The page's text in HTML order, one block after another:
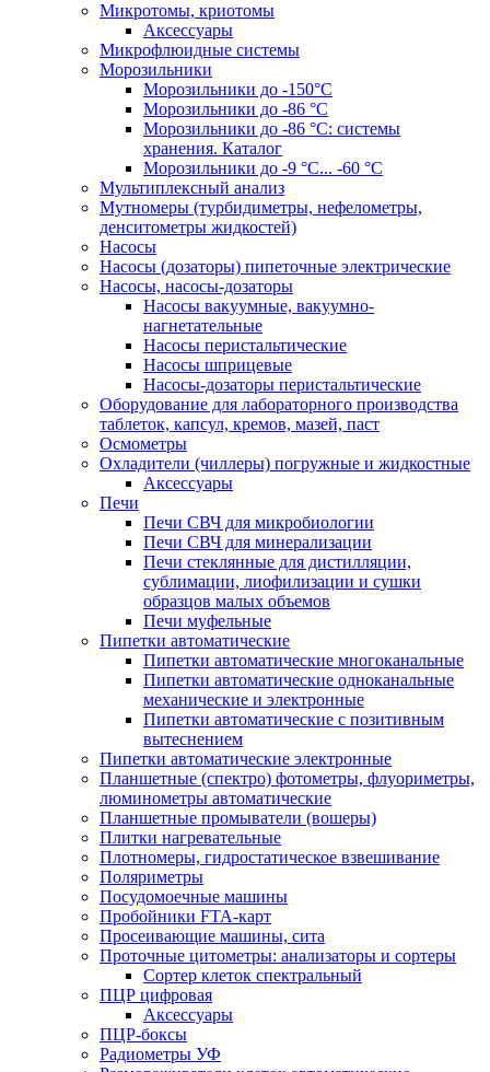
Микротомы, криотомы
Аксессуары
Микрофлюидные системы
Морозильники
Морозильники до -150°С
Морозильники до -86 °C
Морозильники до -86 °C: системы
хранения. Каталог
Морозильники до -9 °C... -60 °C
Мультиплексный анализ
Мутномеры (турбидиметры, нефелометры,
денситометры жидкостей)
Насосы
Насосы (дозаторы) пипеточные электрические
Насосы, насосы-дозаторы
Насосы вакуумные, вакуумно-
нагнетательные
Насосы перистальтические
Насосы шприцевые
Насосы-дозаторы перистальтические
Оборудование для лабораторного производства
таблеток, капсул, кремов, мазей, паст
Осмометры
Охладители (чиллеры) погружные и жидкостные
Аксессуары
Печи
Печи СВЧ для микробиологии
Печи СВЧ для минерализации
Печи стеклянные для дистилляции,
сублимации, лиофилизации и сушки
образцов малых объемов
Печи муфельные
Пипетки автоматические
Пипетки автоматические многоканальные
Пипетки автоматические одноканальные
механические и электронные
Пипетки автоматические с позитивным
вытеснением
Пипетки автоматические электронные
Планшетные (спектро) фотометры, флуориметры,
люминометры автоматические
Планшетные промыватели (вошеры)
Плитки нагревательные
Плотномеры, гидростатическое взвешивание
Поляриметры
Посудомоечные машины
Пробойники FTA-карт
Просеивающие машины, сита
Проточные цитометры: анализаторы и сортеры
Сортер клеток спектральный
ПЦР цифровая
Аксессуары
ПЦР-боксы
Радиометры УФ